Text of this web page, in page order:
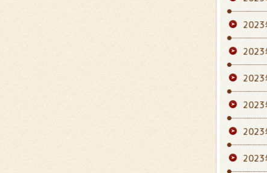
2023
2023
2023
2023
2023
2023